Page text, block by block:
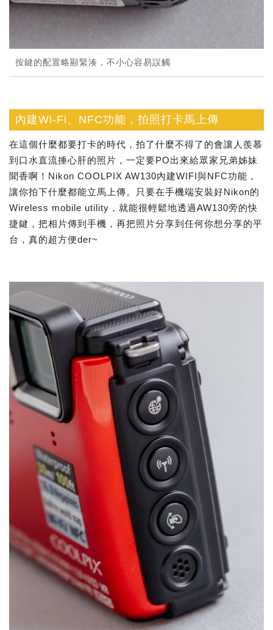
按鍵的配置略顯緊湊，不小心容易誤觸
內建Wi-Fi、NFC功能，拍照打卡馬上傳
在這個什麼都要打卡的時代，拍了什麼不得了的會讓人羨慕
到口水直流捶心肝的照片，一定要PO出來給眾家兄弟姊妹
聞香啊！Nikon COOLPIX AW130內建WIFI與NFC功能，
讓你拍下什麼都能立馬上傳。只要在手機端安裝好Nikon的
Wireless mobile utility，就能很輕鬆地透過AW130旁的快
捷鍵，把相片傳到手機，再把照片分享到任何你想分享的平
台，真的超方便der~